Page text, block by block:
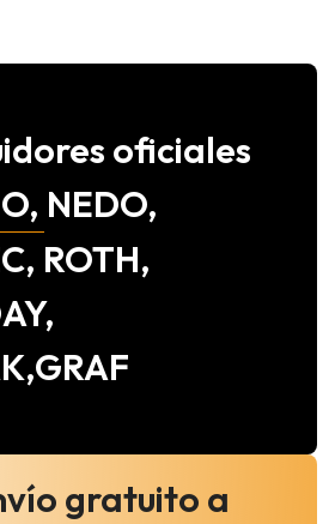
oficiales
NEDO,
ROTH,
gratuito a